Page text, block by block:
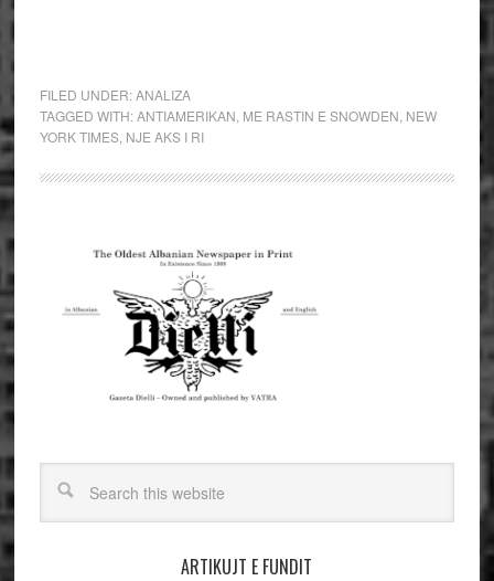
FILED UNDER:ANALIZA
TAGGED WITH:ANTIAMERIKAN ME RASTIN E SNOWDEN NEW
YORK TIMES, NJE AKS I RI
ARTIKUJT E FUNDIT